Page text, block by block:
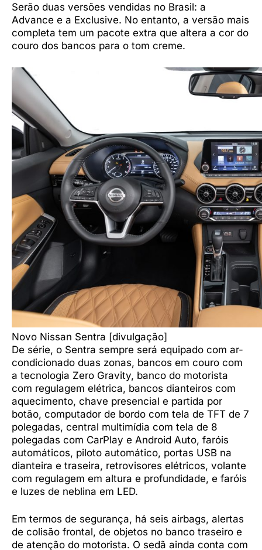
Serão duas versões vendidas no Brasil: a
Advance e a Exclusive. No entanto, a versão mais
completa tem um pacote extra que altera a cor do
couro dos bancos para o tom creme.
Novo Nissan Sentra [divulgação]
De série, o Sentra sempre será equipado com ar-
condicionado duas zonas, bancos em couro com
a tecnologia Zero Gravity, banco do motorista
com regulagem elétrica, bancos dianteiros com
aquecimento, chave presencial e partida por
botão, computador de bordo com tela de TFT de 7
polegadas, central multimídia com tela de 8
polegadas com CarPlay e Android Auto, faróis
automáticos, piloto automático, portas USB na
dianteira e traseira, retrovisores elétricos, volante
com regulagem em altura e profundidade, e faróis
e luzes de neblina em LED.
Em termos de segurança, há seis airbags, alertas
de colisão frontal, de objetos no banco traseiro e
de atenção do motorista. O sedã ainda conta com